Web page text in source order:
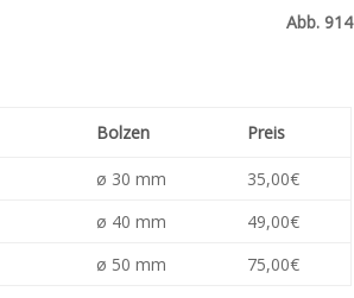
Abb. 914
Bolzen Preis
ø 30 mm
35,00€
ø 40 mm
49,00€
ø 50 mm 75,00€